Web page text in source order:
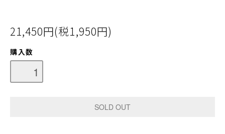
21,450円(税1,950円)
購入数